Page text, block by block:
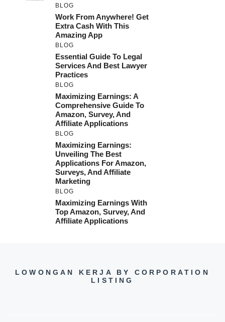
BLOG
Work From Anywhere! Get
Extra Cash With This
Amazing App
BLOG
Essential Guide To Legal
Services And Best Lawyer
Practices
BLOG
Maximizing Earnings: A
Comprehensive Guide To
Amazon, Survey, And
Affiliate Applications
BLOG
Maximizing Earnings:
Unveiling The Best
Applications For Amazon,
Surveys, And Affiliate
Marketing
BLOG
Maximizing Earnings With
Top Amazon, Survey, And
Affiliate Applications
LOWONGAN KERJA BY CORPORATION
LISTING